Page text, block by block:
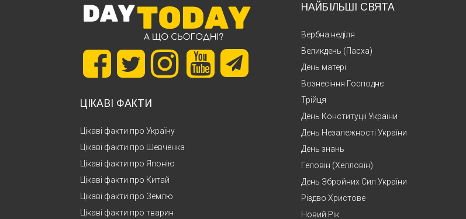
ЦІКАВІ ФАКТИ
Цікаві факти про Україну
Цікаві факти про Шевченка
Цікаві факти про Японію
Цікаві факти про Китай
Цікаві факти про Землю
Цікаві факти про тварин
НАЙБІЛЬШІ СВЯТА
Вербна неділя
Великдень (Пасха)
День матері
Вознесіння Господнє
Трійця
День Конституції України
День Незалежності України
День знань
Геловін (Хелловін)
День Збройних Сил України
Різдво Христове
Новий Рік